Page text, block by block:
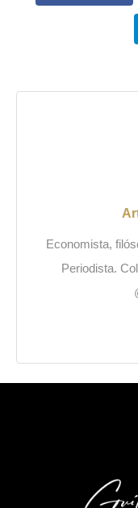
Economista,
Periodista.